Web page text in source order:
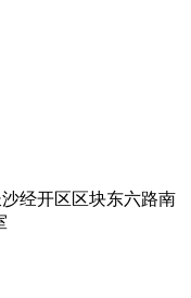
经开区区块东六路南